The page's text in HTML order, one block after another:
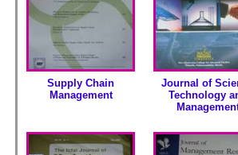
Supply Chain
Management
Journal of
Technology